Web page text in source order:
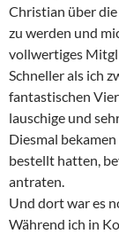
Christian über
zu werden und
vollwertiges
Schneller als ich
fantastischen
lauschige und
Diesmal
bestellt hatten,
antraten.
Und dort war es
Während ich in